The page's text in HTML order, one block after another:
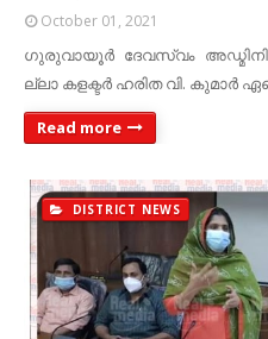
October 01, 2021
ഗു​രു​വാ​യൂ​ര്‍ ദേ​വ​സ്വം
ല്ലാ ക​ള​ക്ട​ര്‍ ഹ​രി​ത വി.​ കു​മാ​ര്‍
Read more
DISTRICT NEWS